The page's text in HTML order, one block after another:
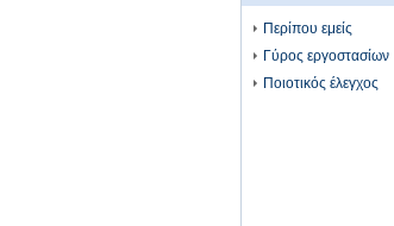
Περίπου εμείς
Γύρος εργοστασίων
Ποιοτικός έλεγχος